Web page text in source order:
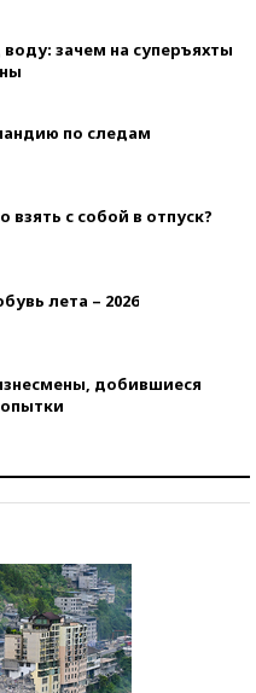
зачем на суперъяхты
по следам
с собой в отпуск?
лета – 2026
добившиеся